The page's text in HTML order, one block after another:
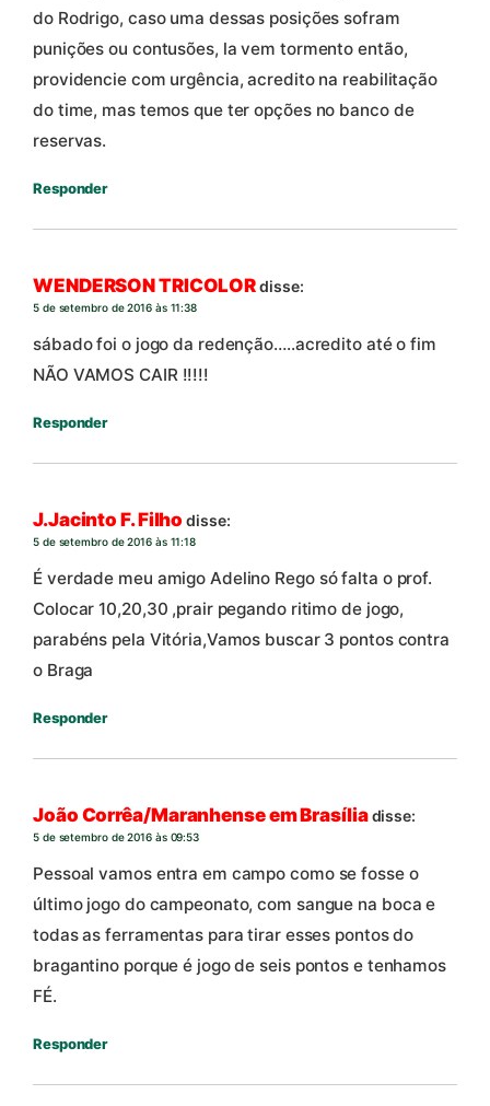
do Rodrigo, caso uma dessas posições sofram
punições ou contusões, la vem tormento então,
providencie com urgência, acredito na reabilitação
do time, mas temos que ter opções no banco de
reservas.
Responder
WENDERSON TRICOLORdisse:
5 de setembro de 2016 às 11:38
sábado foi o jogo da redenção…..acredito até o fim
NÃO VAMOS CAIR !!!!!
Responder
J.Jacinto F. Filho disse:
5 de setembro de 2016 às 11:18
É verdade meu amigo Adelino Rego só falta o prof.
Colocar 10,20,30 ,prair pegando ritimo de jogo,
parabéns pela Vitória,Vamos buscar 3 pontos contra
o Braga
Responder
João Corrêa/Maranhense em Brasíliadisse:
5 de setembro de 2016 às 09:53
Pessoal vamos entra em campo como se fosse o
último jogo do campeonato, com sangue na boca e
todas as ferramentas para tirar esses pontos do
bragantino porque é jogo de seis pontos e tenhamos
FÉ.
Responder